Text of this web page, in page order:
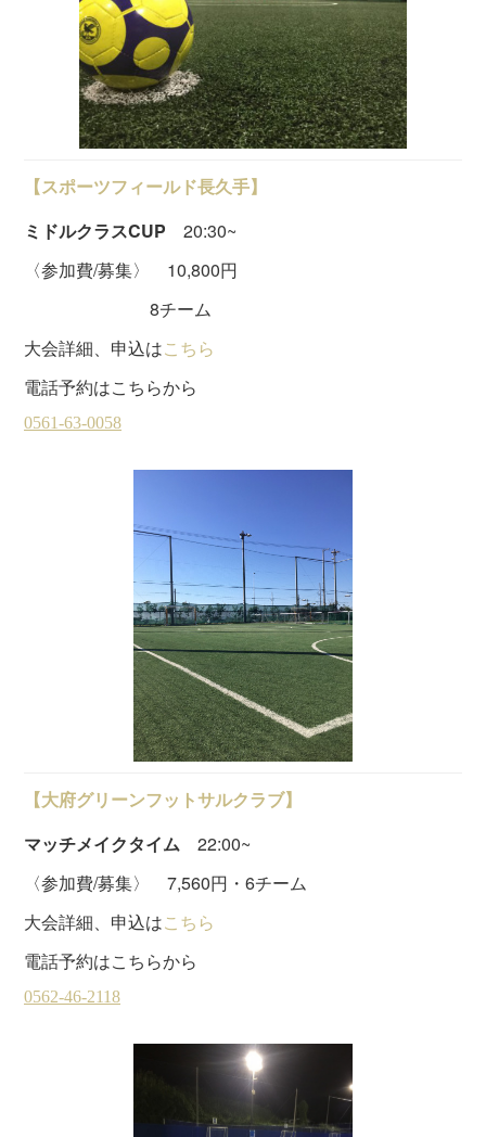
【スポーツフィールド長久手】
ミドルクラスCUP 20:30~
〈参加費/募集〉 10,800円
8チーム
大会詳細、申込はこちら
電話予約はこちらから
【大府グリーンフットサルクラブ】
マッチメイクタイム 22:00~
〈参加費/募集〉 7,560円・6チーム
大会詳細、申込はこちら
電話予約はこちらから